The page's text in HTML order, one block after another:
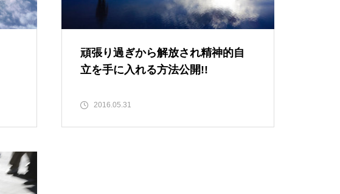
頑張り過ぎから解放され精神的自
立を手に入れる方法公開!!
2016.05.31